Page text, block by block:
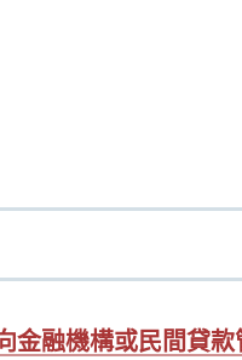
金融機構或民間貸